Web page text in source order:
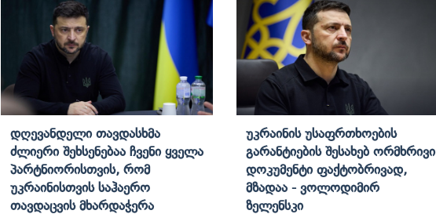
Დღევანდელი Თავდასხმა
Ძლიერი Შეხსენებაა Ჩვენი Ყველა
Პარტნიორისთვის, Რომ
Უკრაინისთვის Საჰაერო
Თავდაცვის Მხარდაჭერა
Უკრაინის Უსაფრთხოების
Გარანტიების Შესახებ Ორმხრივი
Დოკუმენტი Ფაქტობრივად,
Მზადაა - Ვოლოდიმირ
Ზელენსკი